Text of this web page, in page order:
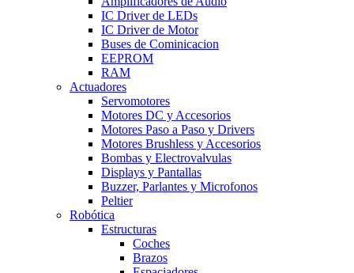
IC Driver de LEDs
IC Driver de Motor
Buses de Cominicacion
EEPROM
RAM
Actuadores
Servomotores
Motores DC y Accesorios
Motores Paso a Paso y Drivers
Motores Brushless y Accesorios
Bombas y Electrovalvulas
Displays y Pantallas
Buzzer, Parlantes y Microfonos
Peltier
Robótica
Estructuras
Coches
Brazos